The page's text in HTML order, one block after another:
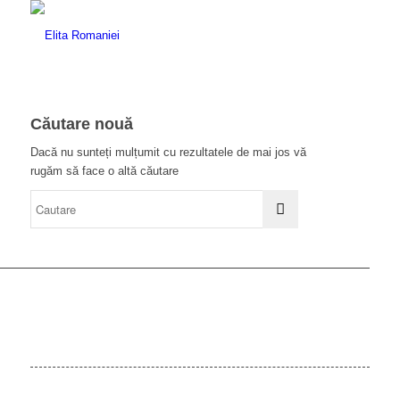
Căutare nouă
Dacă nu sunteți mulțumit cu rezultatele de mai jos vă
rugăm să face o altă căutare